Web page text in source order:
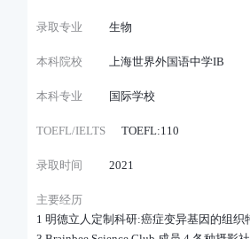
录取专业 生物
本科院校 上海世界外国语中学IB
本科专业 国际学校
TOEFL/IELTS TOEFL:110
录取时间 2021
主要经历
1 明德立人定制科研:癌症变异基因的组织